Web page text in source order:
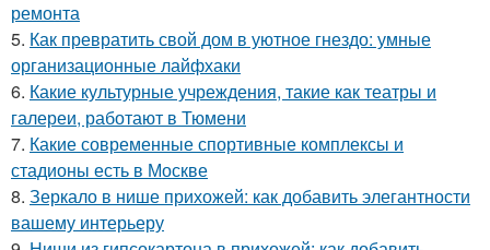
ремонта
5. Как превратить свой дом в уютное гнездо: умные
организационные лайфхаки
6. Какие культурные учреждения, такие как театры и
галереи, работают в Тюмени
7. Какие современные спортивные комплексы и
стадионы есть в Москве
8. Зеркало в нише прихожей: как добавить элегантности
вашему интерьеру